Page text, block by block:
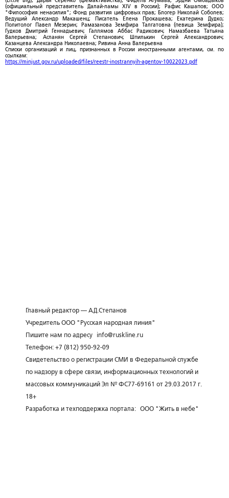
(официальный представитель Далай-ламы XIV в России); Рафис Кашапов; ООО
"Философия ненасилия"; Фонд развития цифровых прав; Блогер Николай Соболев;
Ведущий Александр Макашенц; Писатель Елена Прокашева; Екатерина Дудко;
Политолог Павел Мезерин; Рамазанова Земфира Талгатовна (певица Земфира);
Гудков Дмитрий Геннадьевич; Галлямов Аббас Радикович; Намазбаева Татьяна
Валерьевна; Асланян Сергей Степанович; Шпилькин Сергей Александрович;
Казанцева Александра Николаевна; Ривина Анна Валерьевна
Списки организаций и лиц, признанных в России иностранными агентами, см. по
ссылкам:
https://minjust.gov.ru/uploaded/files/reestr-inostrannyih-agentov-10022023.pdf
Главный редактор — А.Д.Степанов
Учредитель ООО "Русская народная линия"
Пишите нам по адресу
info@ruskline.ru
Телефон: +7 (812) 950-92-09
Свидетельство о регистрации СМИ в Федеральной службе
по надзору в сфере связи, информационных технологий и
массовых коммуникаций Эл № ФС77-69161 от 29.03.2017 г.
18+
Разработка и техподдержка портала: ООО "Жить в небе"